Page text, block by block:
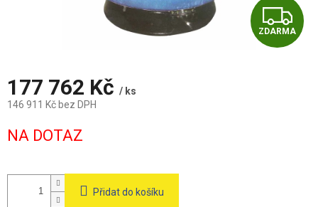
Z
D
ZDARMA
177 762 Kč / ks
146 911 Kč bez DPH
cena:
NA DOTAZ
Přidat do košíku